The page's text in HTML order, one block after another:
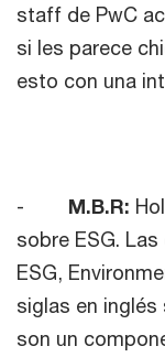
staff de PwC
si les parece
esto con una
- M.B.R:
sobre ESG.
ESG,
siglas en
son un